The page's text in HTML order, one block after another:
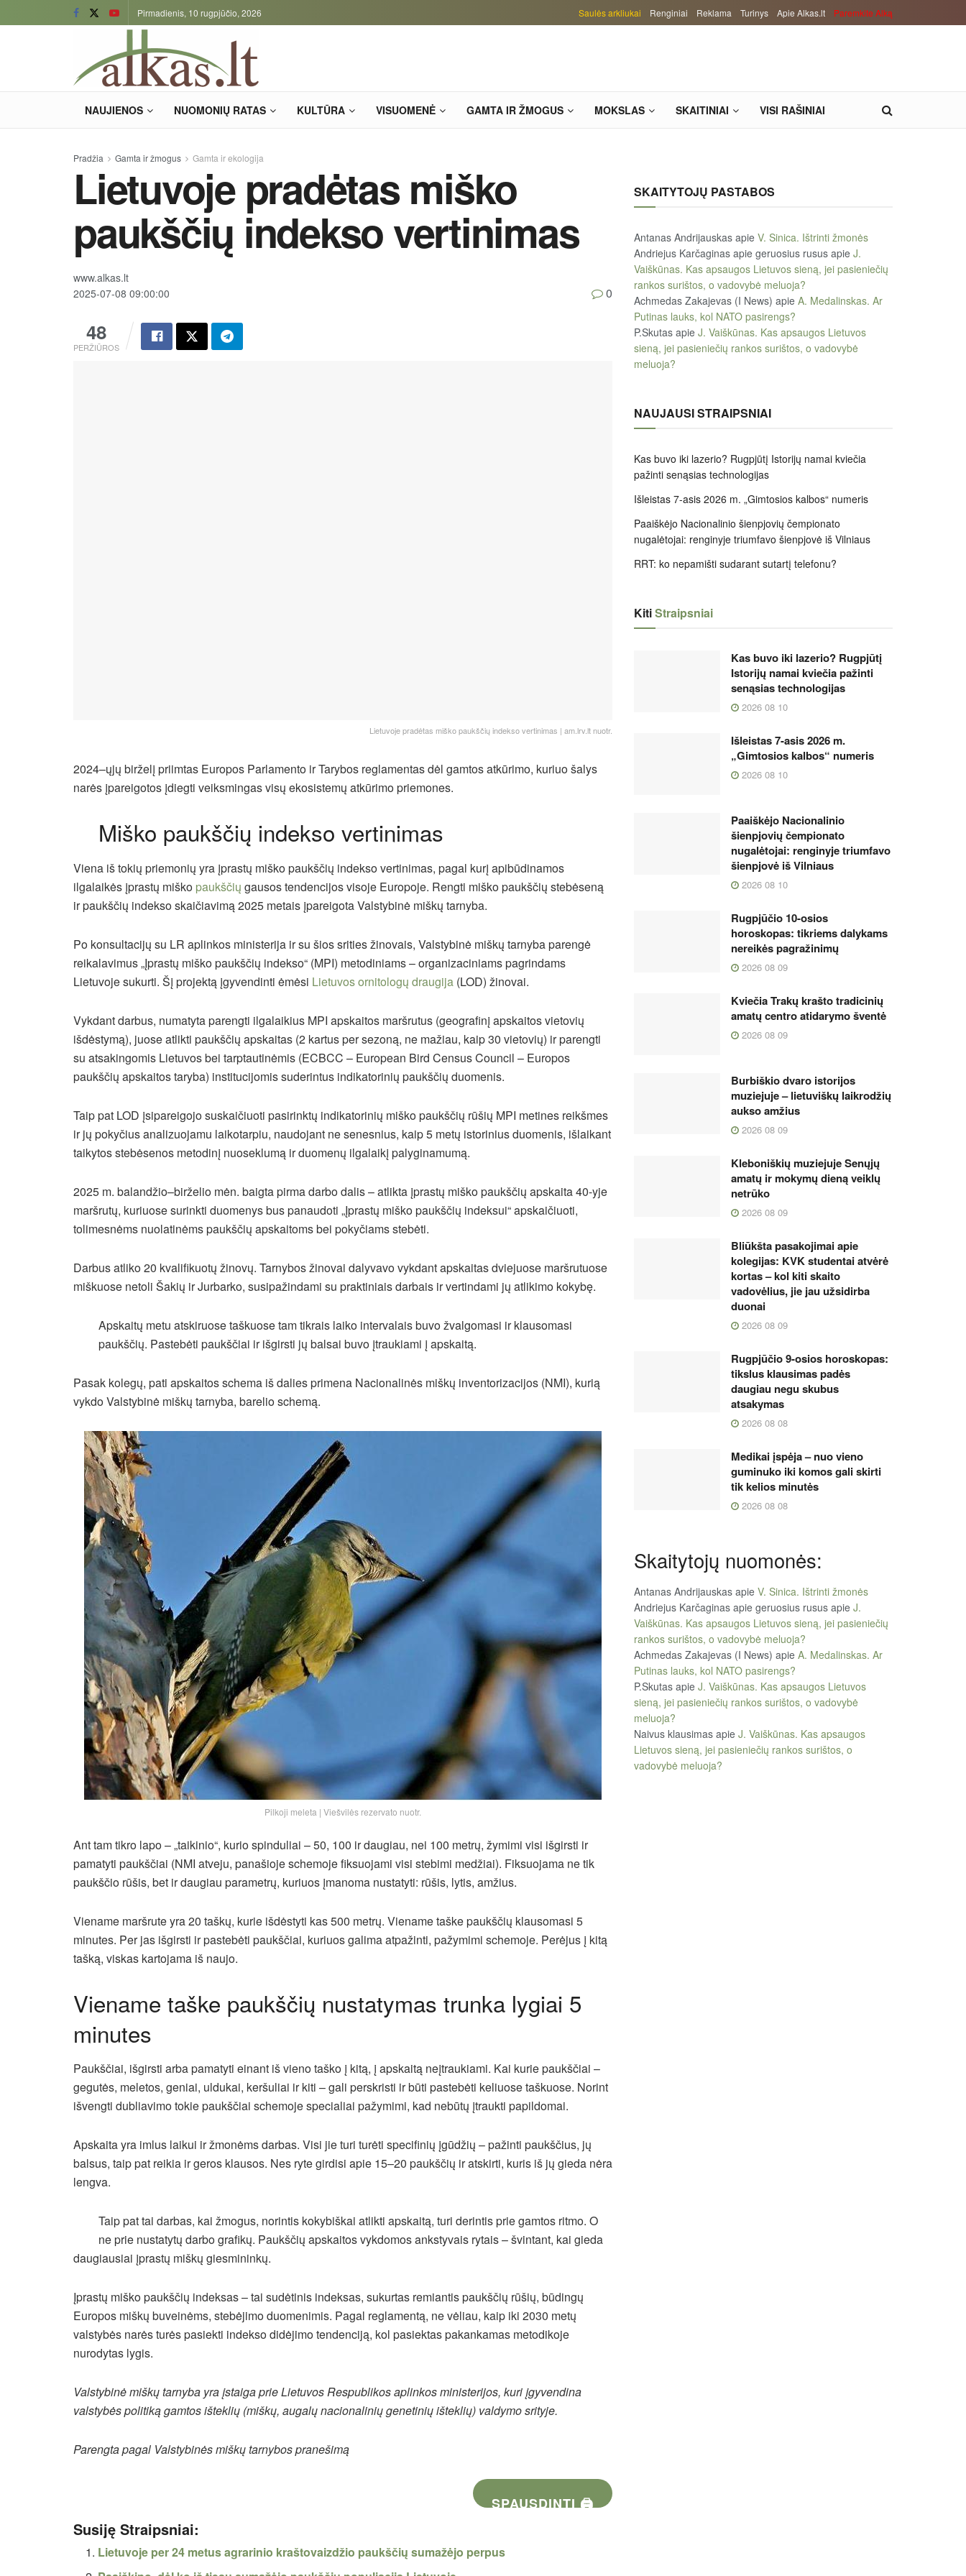
Pirmadienis, 10 rugpjūčio, 2026 Saulės arkliukai Renginiai Reklama Turinys Apie Alkas.lt Paremkite Alką
NAUJIENOS NUOMONIŲ RATAS KULTŪRA VISUOMENĖ GAMTA IR ŽMOGUS MOKSLAS SKAITINIAI VISI RAŠINIAI
Pradžia Gamta ir žmogus Gamta ir ekologija
Lietuvoje pradėtas miško
paukščių indekso vertinimas
www.alkas.lt
2025-07-08 09:00:00
48
PERŽIŪROS
0
Lietuvoje pradėtas miško paukščių indekso vertinimas | am.lrv.lt nuotr.
2024–ųjų birželį priimtas Europos Parlamento ir Tarybos reglamentas dėl gamtos atkūrimo, kuriuo šalys
narės įpareigotos įdiegti veiksmingas visų ekosistemų atkūrimo priemones.
Miško paukščių indekso vertinimas
Viena iš tokių priemonių yra įprastų miško paukščių indekso vertinimas, pagal kurį apibūdinamos
ilgalaikės įprastų miško paukščių gausos tendencijos visoje Europoje. Rengti miško paukščių stebėseną
ir paukščių indekso skaičiavimą 2025 metais įpareigota Valstybinė miškų tarnyba.
Po konsultacijų su LR aplinkos ministerija ir su šios srities žinovais, Valstybinė miškų tarnyba parengė
reikalavimus „Įprastų miško paukščių indekso“ (MPI) metodiniams – organizaciniams pagrindams
Lietuvoje sukurti. Šį projektą įgyvendinti ėmėsi Lietuvos ornitologų draugija (LOD) žinovai.
Vykdant darbus, numatyta parengti ilgalaikius MPI apskaitos maršrutus (geografinį apskaitos vietovių
išdėstymą), juose atlikti paukščių apskaitas (2 kartus per sezoną, ne mažiau, kaip 30 vietovių) ir parengti
su atsakingomis Lietuvos bei tarptautinėmis (ECBCC – European Bird Census Council – Europos
paukščių apskaitos taryba) institucijomis suderintus indikatorinių paukščių duomenis.
Taip pat LOD įsipareigojo suskaičiuoti pasirinktų indikatorinių miško paukščių rūšių MPI metines reikšmes
ir jų pokyčius analizuojamu laikotarpiu, naudojant ne senesnius, kaip 5 metų istorinius duomenis, išlaikant
taikytos stebėsenos metodinį nuoseklumą ir duomenų ilgalaikį palyginamumą.
2025 m. balandžio–birželio mėn. baigta pirma darbo dalis – atlikta įprastų miško paukščių apskaita 40-yje
maršrutų, kuriuose surinkti duomenys bus panaudoti „Įprastų miško paukščių indeksui“ apskaičiuoti,
tolimesnėms nuolatinėms paukščių apskaitoms bei pokyčiams stebėti.
Darbus atliko 20 kvalifikuotų žinovų. Tarnybos žinovai dalyvavo vykdant apskaitas dviejuose maršrutuose
miškuose netoli Šakių ir Jurbarko, susipažindami su praktiniais darbais ir vertindami jų atlikimo kokybę.
Apskaitų metu atskiruose taškuose tam tikrais laiko intervalais buvo žvalgomasi ir klausomasi
paukščių. Pastebėti paukščiai ir išgirsti jų balsai buvo įtraukiami į apskaitą.
Pasak kolegų, pati apskaitos schema iš dalies primena Nacionalinės miškų inventorizacijos (NMI), kurią
vykdo Valstybinė miškų tarnyba, barelio schemą.
Pilkoji meleta | Viešvilės rezervato nuotr.
Ant tam tikro lapo – „taikinio“, kurio spinduliai – 50, 100 ir daugiau, nei 100 metrų, žymimi visi išgirsti ir
pamatyti paukščiai (NMI atveju, panašioje schemoje fiksuojami visi stebimi medžiai). Fiksuojama ne tik
paukščio rūšis, bet ir daugiau parametrų, kuriuos įmanoma nustatyti: rūšis, lytis, amžius.
Viename maršrute yra 20 taškų, kurie išdėstyti kas 500 metrų. Viename taške paukščių klausomasi 5
minutes. Per jas išgirsti ir pastebėti paukščiai, kuriuos galima atpažinti, pažymimi schemoje. Perėjus į kitą
tašką, viskas kartojama iš naujo.
Viename taške paukščių nustatymas trunka lygiai 5
minutes
Paukščiai, išgirsti arba pamatyti einant iš vieno taško į kitą, į apskaitą neįtraukiami. Kai kurie paukščiai –
gegutės, meletos, geniai, uldukai, keršuliai ir kiti – gali perskristi ir būti pastebėti keliuose taškuose. Norint
išvengti dubliavimo tokie paukščiai schemoje specialiai pažymimi, kad nebūtų įtraukti papildomai.
Apskaita yra imlus laikui ir žmonėms darbas. Visi jie turi turėti specifinių įgūdžių – pažinti paukščius, jų
balsus, taip pat reikia ir geros klausos. Nes ryte girdisi apie 15–20 paukščių ir atskirti, kuris iš jų gieda nėra
lengva.
Taip pat tai darbas, kai žmogus, norintis kokybiškai atlikti apskaitą, turi derintis prie gamtos ritmo. O
ne prie nustatytų darbo grafikų. Paukščių apskaitos vykdomos ankstyvais rytais – švintant, kai gieda
daugiausiai įprastų miškų giesmininkų.
Įprastų miško paukščių indeksas – tai sudėtinis indeksas, sukurtas remiantis paukščių rūšių, būdingų
Europos miškų buveinėms, stebėjimo duomenimis. Pagal reglamentą, ne vėliau, kaip iki 2030 metų
valstybės narės turės pasiekti indekso didėjimo tendenciją, kol pasiektas pakankamas metodikoje
nurodytas lygis.
Valstybinė miškų tarnyba yra įstaiga prie Lietuvos Respublikos aplinkos ministerijos, kuri įgyvendina
valstybės politiką gamtos išteklių (miškų, augalų nacionalinių genetinių išteklių) valdymo srityje.
Parengta pagal Valstybinės miškų tarnybos pranešimą
SPAUSDINTI 🖨
Susiję Straipsniai:
Lietuvoje per 24 metus agrarinio kraštovaizdžio paukščių sumažėjo perpus
SKAITYTOJŲ PASTABOS
Antanas Andrijauskas apie V. Sinica. Ištrinti žmonės
Andriejus Karčaginas apie geruosius rusus apie J.
Vaiškūnas. Kas apsaugos Lietuvos sieną, jei pasieniečių
rankos surištos, o vadovybė meluoja?
Achmedas Zakajevas (I News) apie A. Medalinskas. Ar
Putinas lauks, kol NATO pasirengs?
P.Skutas apie J. Vaiškūnas. Kas apsaugos Lietuvos
sieną, jei pasieniečių rankos surištos, o vadovybė
meluoja?
NAUJAUSI STRAIPSNIAI
Kas buvo iki lazerio? Rugpjūtį Istorijų namai kviečia
pažinti senąsias technologijas
Išleistas 7-asis 2026 m. „Gimtosios kalbos“ numeris
Paaiškėjo Nacionalinio šienpjovių čempionato
nugalėtojai: renginyje triumfavo šienpjovė iš Vilniaus
RRT: ko nepamišti sudarant sutartį telefonu?
KitiStraipsniai
Kas buvo iki lazerio? Rugpjūtį
Istorijų namai kviečia pažinti
senąsias technologijas
2026 08 10
Išleistas 7-asis 2026 m.
„Gimtosios kalbos“ numeris
2026 08 10
Paaiškėjo Nacionalinio
šienpjovių čempionato
nugalėtojai: renginyje triumfavo
šienpjovė iš Vilniaus
2026 08 10
Rugpjūčio 10-osios
horoskopas: tikriems dalykams
nereikės pagražinimų
2026 08 09
Kviečia Trakų krašto tradicinių
amatų centro atidarymo šventė
2026 08 09
Burbiškio dvaro istorijos
muziejuje – lietuviškų laikrodžių
aukso amžius
2026 08 09
Kleboniškių muziejuje Senųjų
amatų ir mokymų dieną veiklų
netrūko
2026 08 09
Bliūkšta pasakojimai apie
kolegijas: KVK studentai atvėrė
kortas – kol kiti skaito
vadovėlius, jie jau užsidirba
duonai
2026 08 09
Rugpjūčio 9-osios horoskopas:
tikslus klausimas padės
daugiau negu skubus
atsakymas
2026 08 08
Medikai įspėja – nuo vieno
guminuko iki komos gali skirti
tik kelios minutės
2026 08 08
Skaitytojų nuomonės:
Antanas Andrijauskas apie V. Sinica. Ištrinti žmonės
Andriejus Karčaginas apie geruosius rusus apie J.
Vaiškūnas. Kas apsaugos Lietuvos sieną, jei pasieniečių
rankos surištos, o vadovybė meluoja?
Achmedas Zakajevas (I News) apie A. Medalinskas. Ar
Putinas lauks, kol NATO pasirengs?
P.Skutas apie J. Vaiškūnas. Kas apsaugos Lietuvos
sieną, jei pasieniečių rankos surištos, o vadovybė
meluoja?
Naivus klausimas apie J. Vaiškūnas. Kas apsaugos
Lietuvos sieną, jei pasieniečių rankos surištos, o
vadovybė meluoja?